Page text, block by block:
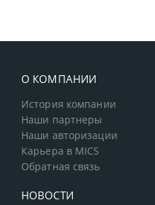
О КОМПАНИИ
История компании
Наши партнеры
Наши авторизации
Карьера в MICS
Обратная связь
НОВОСТИ